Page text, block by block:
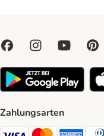
Zahlungsarten